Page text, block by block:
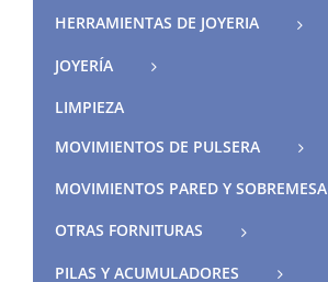
HERRAMIENTAS DE JOYERIA
JOYERÍA
LIMPIEZA
MOVIMIENTOS DE PULSERA
MOVIMIENTOS PARED Y SOBREMESA
OTRAS FORNITURAS
PILAS Y ACUMULADORES